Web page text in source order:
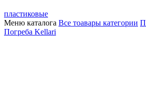
пластиковые
Меню каталога Все тоавары категории
Погреба Kellari